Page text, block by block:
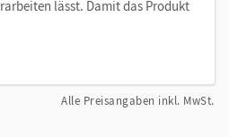
lässt. Damit das Produkt
Alle Preisangaben inkl. MwSt.